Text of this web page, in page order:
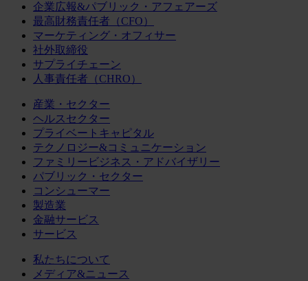
企業広報&パブリック・アフェアーズ
最高財務責任者（CFO）
マーケティング・オフィサー
社外取締役
サプライチェーン
人事責任者（CHRO）
産業・セクター
ヘルスセクター
プライベートキャピタル
テクノロジー&コミュニケーション
ファミリービジネス・アドバイザリー
パブリック・セクター
コンシューマー
製造業
金融サービス
サービス
私たちについて
メディア&ニュース